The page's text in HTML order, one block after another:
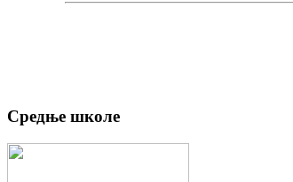
Средње школе